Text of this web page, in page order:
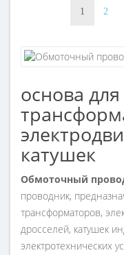
1 2
основа для
катушек
Обмоточный
проводник,
трансформаторов,
дросселей, катушек
электротехнических